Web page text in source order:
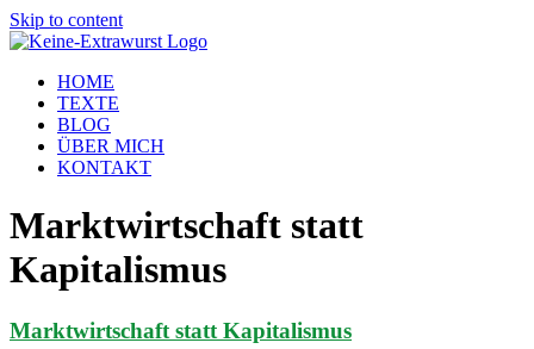
Skip to content
HOME
TEXTE
BLOG
ÜBER MICH
KONTAKT
Marktwirtschaft statt
Kapitalismus
Marktwirtschaft statt Kapitalismus